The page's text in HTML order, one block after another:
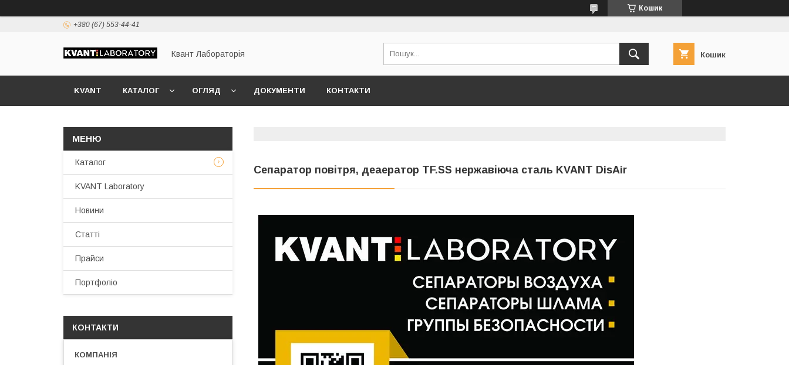
Кошик
+380 (67) 553-44-41
Квант Лабораторія Кошик
KVANT КАТАЛОГ ОГЛЯД ДОКУМЕНТИ КОНТАКТИ
Сепаратор повітря, деаератор TF.SS нержавіюча сталь KVANT DisAir
Каталог
KVANT Laboratory
Новини
Статті
Прайси
Портфоліо
КОНТАКТИ